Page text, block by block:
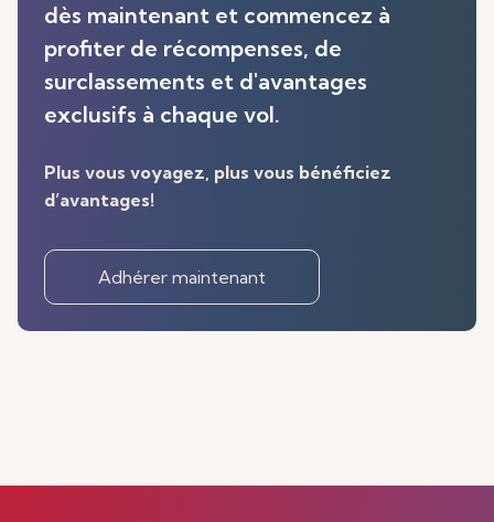
dès maintenant et commencez à
profiter de récompenses, de
surclassements et d'avantages
exclusifs à chaque vol.
Plus vous voyagez, plus vous bénéficiez
d’avantages!
Adhérer maintenant